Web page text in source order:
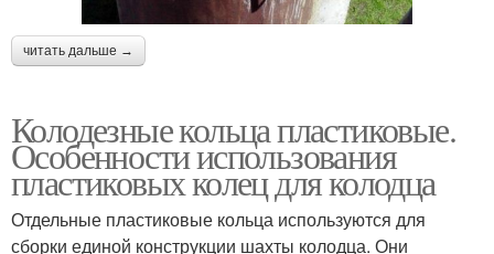
читать дальше →
Колодезные кольца пластиковые.
Особенности использования
пластиковых колец для колодца
Отдельные пластиковые кольца используются для
сборки единой конструкции шахты колодца. Они